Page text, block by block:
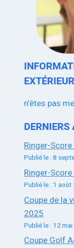
n’êtes pas
DERNIERS
Ringer-
Publié le : 8
Ringer-
Publié le : 1 août
Coupe de la
2025
Publié le : 12
Coupe Golf